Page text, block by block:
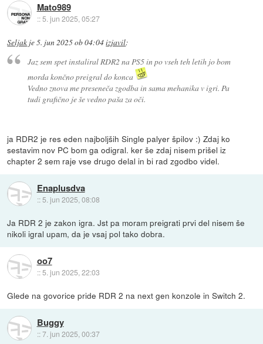
Mato989
::5. jun 2025, 05:27
Seljak je5. jun 2025 ob 04:04izjavil:
Jaz sem spet instaliral RDR2 na PS5 in po vseh teh letih jo bom
morda končno preigral do konca
Vedno znova me preseneča zgodba in sama mehanika v igri. Pa
tudi grafično je še vedno paša za oči.
ja RDR2 je res eden najboljših Single palyer špilov :) Zdaj ko
sestavim nov PC bom ga odigral. ker še zdaj nisem prišel iz
chapter 2 sem raje vse drugo delal in bi rad zgodbo videl.
Enaplusdva
:: 5. jun 2025, 08:08
Ja RDR 2 je zakon igra. Jst pa moram preigrati prvi del nisem še
nikoli igral upam, da je vsaj pol tako dobra.
oo7
::5. jun 2025, 22:03
Glede na govorice pride RDR 2 na next gen konzole in Switch 2.
Buggy
::7. jun 2025, 00:37